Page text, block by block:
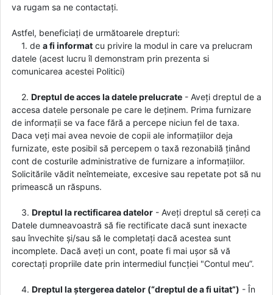
va rugam sa ne contactați.
Astfel, beneficiați de următoarele drepturi:
1. de a fi informatcu privire la modul in care va prelucram
datele (acest lucru îl demonstram prin prezenta si
comunicarea acestei Politici)
2. Dreptul de acces la datele prelucrate- Aveți dreptul de a
accesa datele personale pe care le deținem. Prima furnizare
de informații se va face fără a percepe niciun fel de taxa.
Daca veți mai avea nevoie de copii ale informațiilor deja
furnizate, este posibil să percepem o taxă rezonabilă ținând
cont de costurile administrative de furnizare a informațiilor.
Solicitările vădit neîntemeiate, excesive sau repetate pot să nu
primească un răspuns.
3. Dreptul la rectificarea datelor- Aveți dreptul să cereți ca
Datele dumneavoastră să fie rectificate dacă sunt inexacte
sau învechite și/sau să le completați dacă acestea sunt
incomplete. Dacă aveți un cont, poate fi mai ușor să vă
corectați propriile date prin intermediul funcției "Contul meu”.
4. Dreptul la ștergerea datelor (“dreptul de a fi uitat”) - În